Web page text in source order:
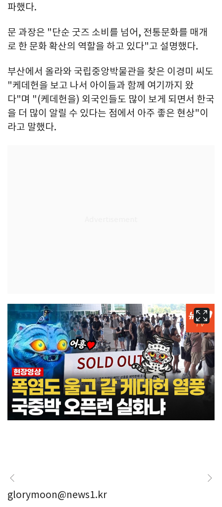
파했다.
문 과장은 "단순 굿즈 소비를 넘어, 전통문화를 매개
로 한 문화 확산의 역할을 하고 있다"고 설명했다.
부산에서 올라와 국립중앙박물관을 찾은 이경미 씨도
"케데헌을 보고 나서 아이들과 함께 여기까지 왔
다"며 "(케데헌을) 외국인들도 많이 보게 되면서 한국
을 더 많이 알릴 수 있다는 점에서 아주 좋은 현상"이
라고 말했다.
glorymoon@news1.kr